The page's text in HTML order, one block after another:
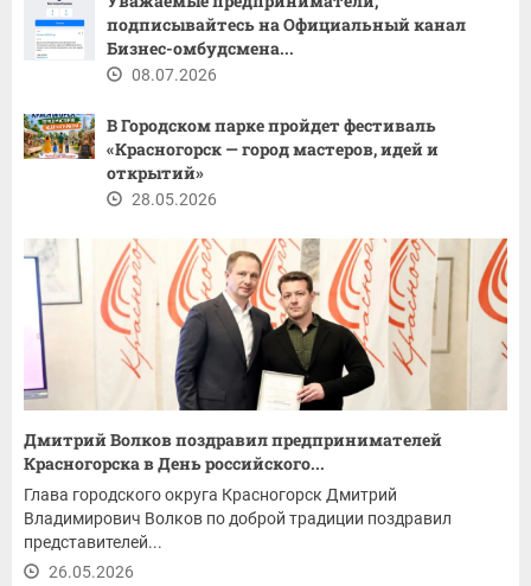
подписывайтесь на Официальный канал
Бизнес-омбудсмена...
08.07.2026
В Городском парке пройдет фестиваль
«Красногорск — город мастеров, идей и
открытий»
28.05.2026
Дмитрий Волков поздравил предпринимателей
Красногорска в День российского...
Глава городского округа Красногорск Дмитрий
Владимирович Волков по доброй традиции поздравил
представителей...
26.05.2026